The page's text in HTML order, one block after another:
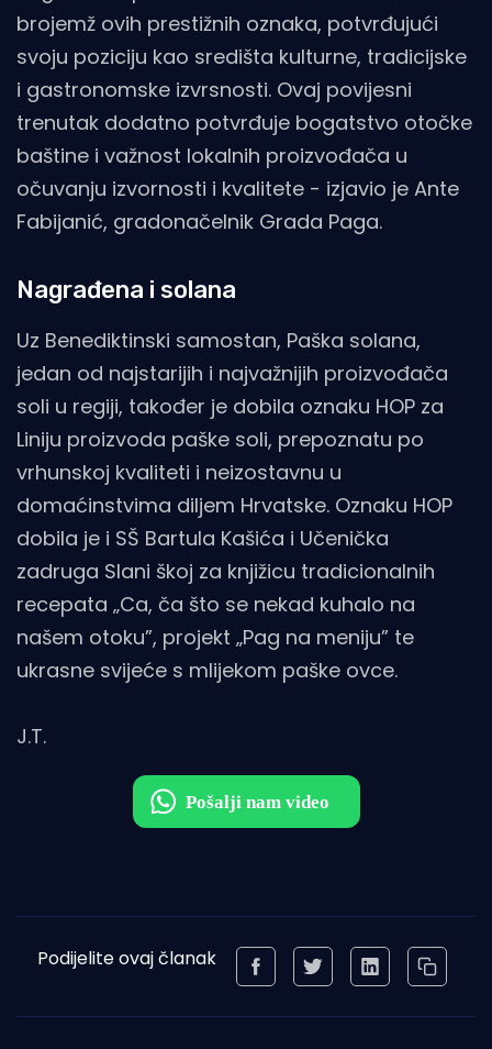
brojemž ovih prestižnih oznaka, potvrđujući
svoju poziciju kao središta kulturne, tradicijske
i gastronomske izvrsnosti. Ovaj povijesni
trenutak dodatno potvrđuje bogatstvo otočke
baštine i važnost lokalnih proizvođača u
očuvanju izvornosti i kvalitete - izjavio je Ante
Fabijanić, gradonačelnik Grada Paga.
Nagrađena i solana
Uz Benediktinski samostan, Paška solana,
jedan od najstarijih i najvažnijih proizvođača
soli u regiji, također je dobila oznaku HOP za
Liniju proizvoda paške soli, prepoznatu po
vrhunskoj kvaliteti i neizostavnu u
domaćinstvima diljem Hrvatske. Oznaku HOP
dobila je i SŠ Bartula Kašića i Učenička
zadruga Slani škoj za knjižicu tradicionalnih
recepata „Ca, ča što se nekad kuhalo na
našem otoku”, projekt „Pag na meniju” te
ukrasne svijeće s mlijekom paške ovce.
J.T.
Podijelite ovaj članak